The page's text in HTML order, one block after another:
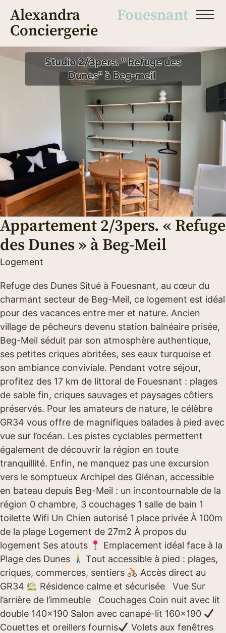
Alexandra
Conciergerie
Fouesnant
Appartement 2/3pers. « Refuge
des Dunes » à Beg-Meil
Logement
Refuge des Dunes Situé à Fouesnant, au cœur du
charmant secteur de Beg-Meil, ce logement est idéal
pour des vacances entre mer et nature. Ancien
village de pêcheurs devenu station balnéaire prisée,
Beg-Meil séduit par son atmosphère authentique,
ses petites criques abritées, ses eaux turquoise et
son ambiance conviviale. Pendant votre séjour,
profitez des 17 km de littoral de Fouesnant : plages
de sable fin, criques sauvages et paysages côtiers
préservés. Pour les amateurs de nature, le célèbre
GR34 vous offre de magnifiques balades à pied avec
vue sur l’océan. Les pistes cyclables permettent
également de découvrir la région en toute
tranquillité. Enfin, ne manquez pas une excursion
vers le somptueux Archipel des Glénan, accessible
en bateau depuis Beg-Meil : un incontournable de la
région 0 chambre, 3 couchages 1 salle de bain 1
toilette Wifi Un Chien autorisé 1 place privée À 100m
de la plage Logement de 27m2 À propos du
logement Ses atouts
Emplacement idéal face à la
Plage des Dunes
Tout accessible à pied : plages,
criques, commerces, sentiers
Accès direct au
GR34
Résidence calme et sécurisée Vue Sur
l’arrière de l’immeuble Couchages Coin nuit avec lit
double 140×190 Salon avec canapé-lit 160×190
Couettes et oreillers fournis
Volets aux fenêtres